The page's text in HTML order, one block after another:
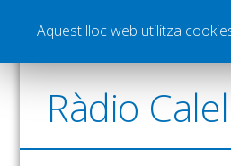
Notícies Esports
Ràdio
Aquest lloc web utilitza